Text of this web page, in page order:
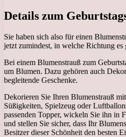
Details zum
Sie haben sich also für einen
jetzt zumindest, in welche Richtung es
Bei einem Blumenstrauß zum
um Blumen. Dazu gehören auch
begleitende Geschenke.
Dekorieren Sie Ihren Blumenstrauß
Süßigkeiten, Spielzeug oder
passenden Topper, wickeln Sie ihn in
und stellen Sie sicher, dass Ihr
Besitzer dieser Schönheit den besten